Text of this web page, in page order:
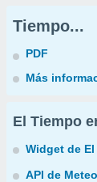
Tiempo...
PDF
Más
El Tiempo
Widget de
API de